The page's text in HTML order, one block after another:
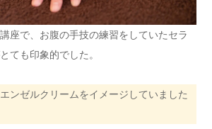
座で、お腹の手技の練習をしていたセラ
ても印象的でした。
ンゼルクリームをイメージしていました